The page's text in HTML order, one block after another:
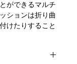
ができるマルチ
ションは折り曲
けたりすること
広い場面で使用